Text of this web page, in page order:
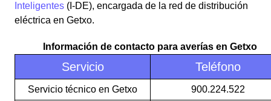
Inteligentes (I-DE), encargada de la red de distribución
eléctrica en Getxo.
Información de contacto para averías en Getxo
Servicio Teléfono
Servicio técnico en Getxo 900.224.522